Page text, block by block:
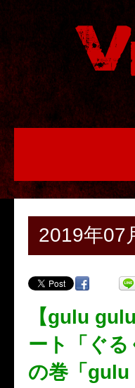
2019年07
【gulu
ート「ぐ
の巻「